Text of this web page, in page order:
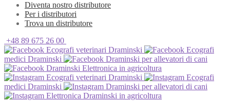
Diventa nostro distributore
Per i distributori
Trova un distributore
+48 89 675 26 00
Ecografi veterinari Draminski
Ecografi
medici Draminski
Draminski per allevatori di cani
Draminski Elettronica in agricoltura
Ecografi veterinari Draminski
Ecografi
medici Draminski
Draminski per allevatori di cani
Elettronica Draminski in agricoltura